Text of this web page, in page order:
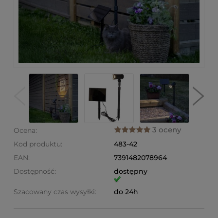
Ocena: 3 oceny
Kod produktu:
483-42
EAN:
7391482078964
Dostępność:
dostępny
Szacowany czas wysyłki: do 24h